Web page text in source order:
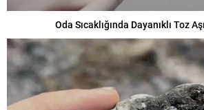
Oda Sıcaklığında Dayanıklı Toz